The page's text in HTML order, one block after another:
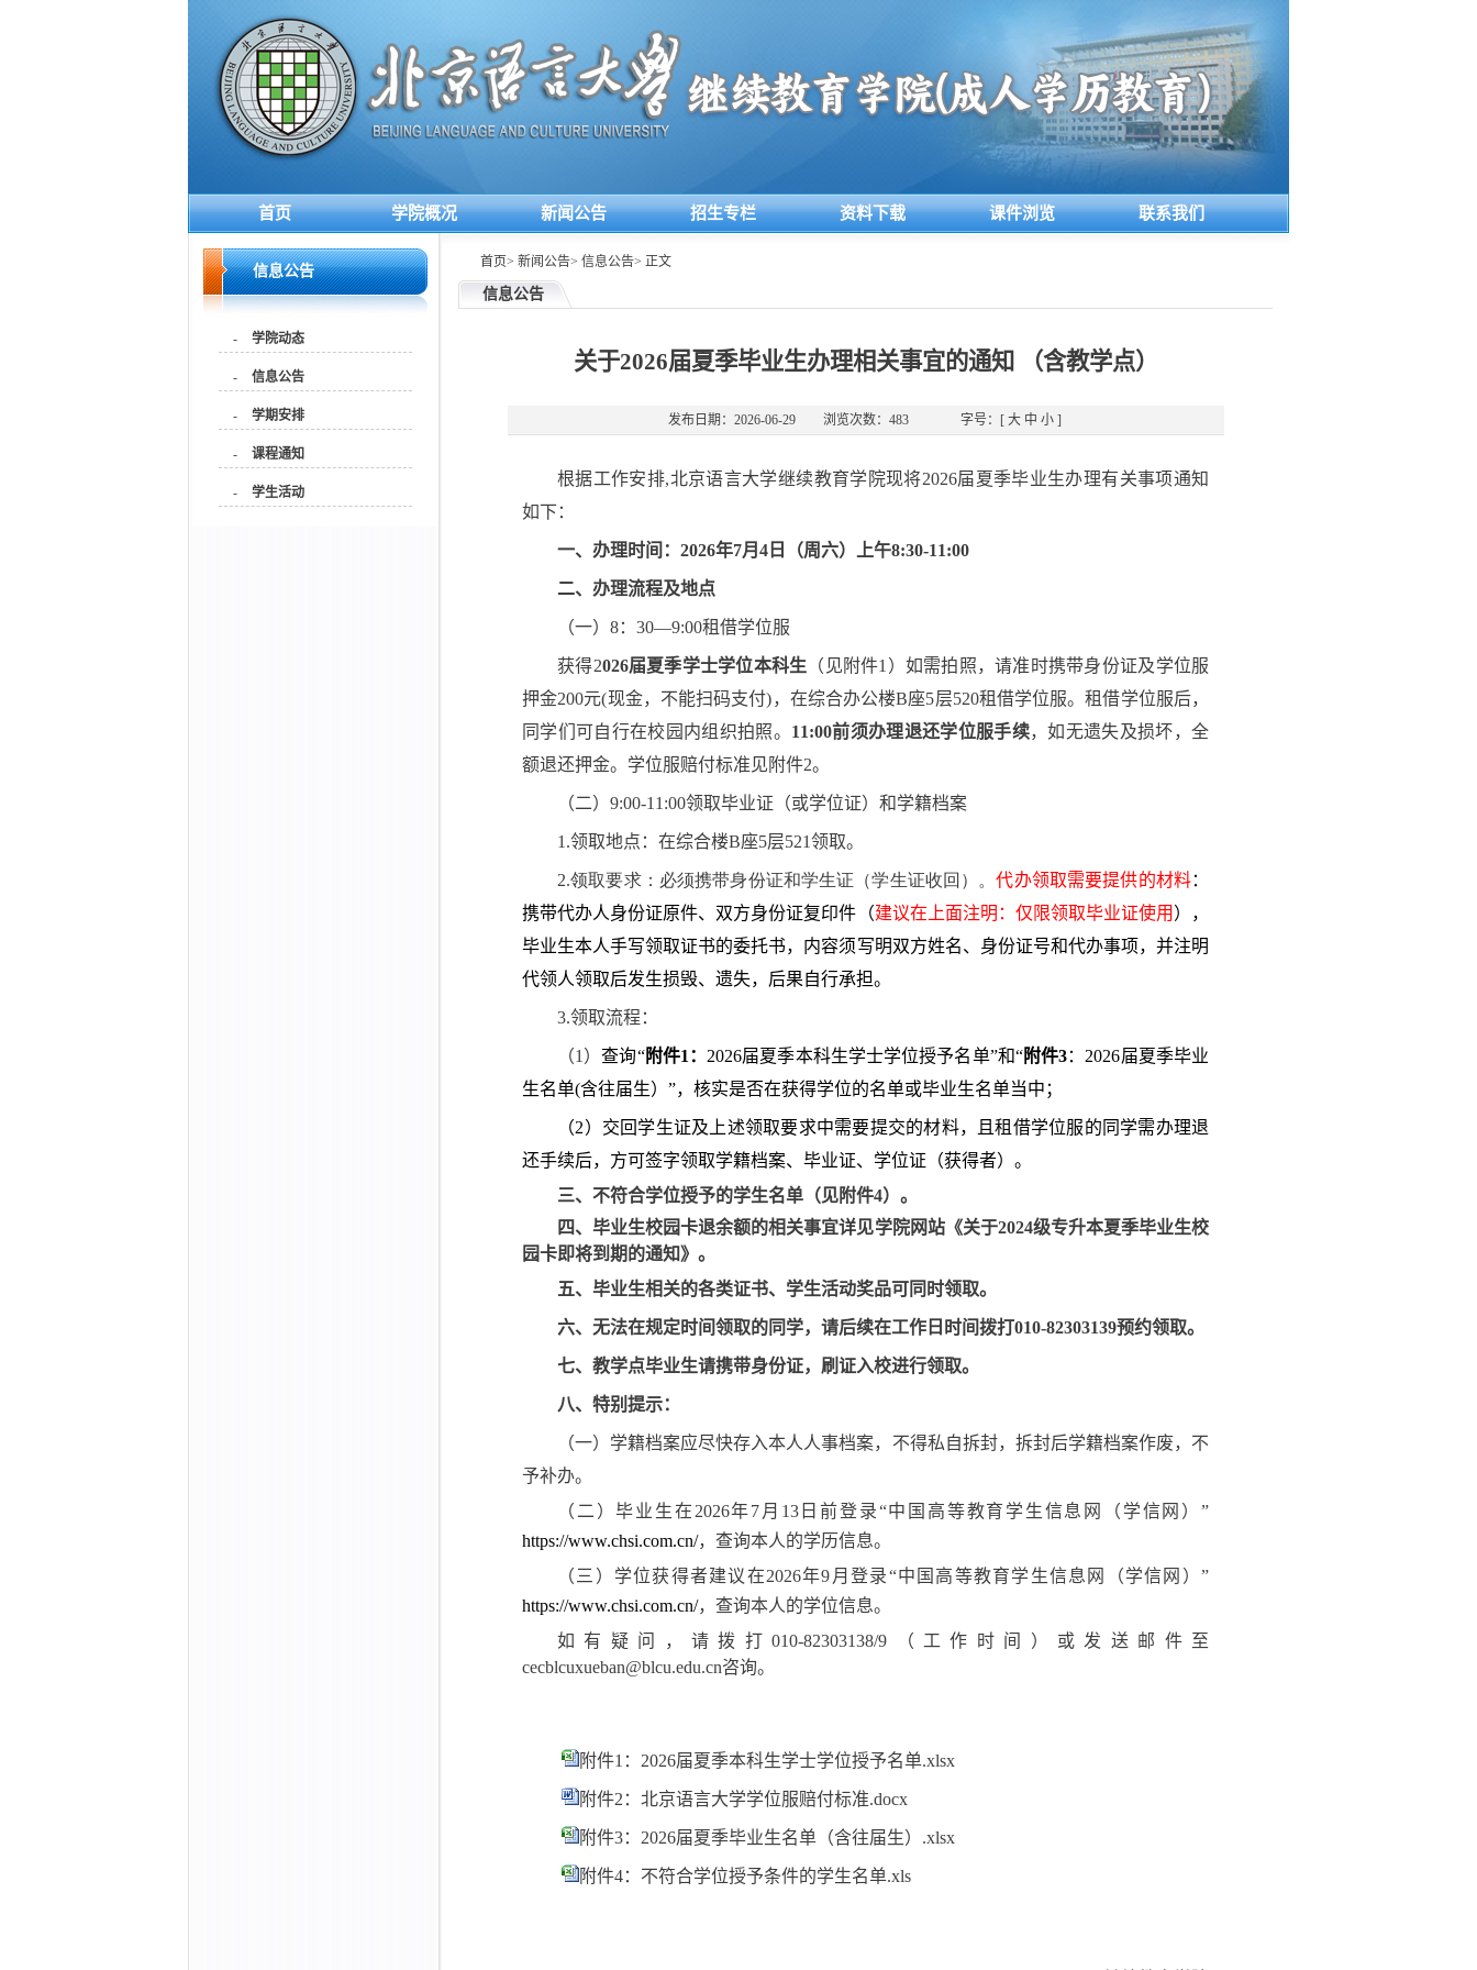
首页 学院概况 新闻公告 招生专栏 资料下载 课件浏览 联系我们
信息公告
- 学院动态
- 信息公告
- 学期安排
- 课程通知
- 学生活动
首页> 新闻公告> 信息公告> 正文
信息公告
关于2026届夏季毕业生办理相关事宜的通知 （含教学点）
发布日期：2026-06-29 浏览次数： 483 字号：[ 大 中 小]
根据工作安排,北京语言大学继续教育学院现将2026届夏季毕业生办理有关事项通知
如下：
一、办理时间：2026年7月4日（周六）上午8:30-11:00
二、办理流程及地点
（一）8：30—9:00租借学位服
获得2026届夏季学士学位本科生 （见附件1）如需拍照，请准时携带身份证及学位服
押金200元(现金，不能扫码支付)，在综合办公楼B座5层520租借学位服。租借学位服后，
同学们可自行在校园内组织拍照。 11:00前须办理退还学位服手续，如无遗失及损坏，全
额退还押金。学位服赔付标准见附件2。
（二）9:00-11:00领取毕业证（或学位证）和学籍档案
1.领取地点：在综合楼B座5层521领取。
2.领取要求：必须携带身份证和学生证（学生证收回）。代办领取需要提供的材料：
携带代办人身份证原件、双方身份证复印件（建议在上面注明：仅限领取毕业证使用 ），
毕业生本人手写领取证书的委托书，内容须写明双方姓名、身份证号和代办事项，并注明
代领人领取后发生损毁、遗失，后果自行承担。
3.领取流程：
（1）查询“附件1： 2026届夏季本科生学士学位授予名单”和“附件3：2026届夏季毕业
生名单(含往届生）”，核实是否在获得学位的名单或毕业生名单当中；
（2）交回学生证及上述领取要求中需要提交的材料，且租借学位服的同学需办理退
还手续后，方可签字领取学籍档案、毕业证、学位证（获得者）。
三、不符合学位授予的学生名单（见附件4）。
四、毕业生校园卡退余额的相关事宜详见学院网站《关于2024级专升本夏季毕业生校
园卡即将到期的通知》。
五、毕业生相关的各类证书、学生活动奖品可同时领取。
六、无法在规定时间领取的同学，请后续在工作日时间拨打010-82303139预约领取。
七、教学点毕业生请携带身份证，刷证入校进行领取。
八、特别提示：
（一）学籍档案应尽快存入本人人事档案，不得私自拆封，拆封后学籍档案作废，不
予补办。
（二）毕业生在2026年7月13日前登录“中国高等教育学生信息网（学信网）”
https://www.chsi.com.cn/，查询本人的学历信息。
（三）学位获得者建议在2026年9月登录“中国高等教育学生信息网（学信网）”
https://www.chsi.com.cn/， 查询本人的学位信息。
如有疑问，请拨打010-82303138/9（工作时间）或发送邮件至
cecblcuxueban@blcu.edu.cn咨询。
附件1：2026届夏季本科生学士学位授予名单.xlsx
附件2：北京语言大学学位服赔付标准.docx
附件3：2026届夏季毕业生名单（含往届生）.xlsx
附件4：不符合学位授予条件的学生名单.xls